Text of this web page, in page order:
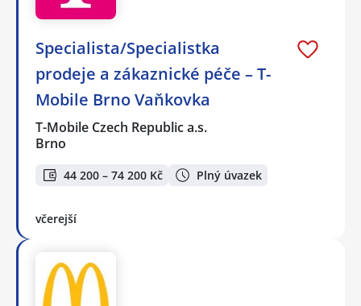
Specialista/Specialistka
prodeje a zákaznické péče – T-
Mobile Brno Vaňkovka
T-Mobile Czech Republic a.s.
Brno
44 200 – 74 200 Kč Plný úvazek
včerejší